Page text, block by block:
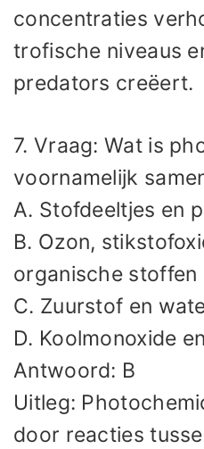
concentraties
trofische niveaus
predators creëert.
7. Vraag: Wat is
voornamelijk
A. Stofdeeltjes en
B. Ozon,
organische stoffen
C. Zuurstof en
D. Koolmonoxide
Antwoord: B
Uitleg:
door reacties